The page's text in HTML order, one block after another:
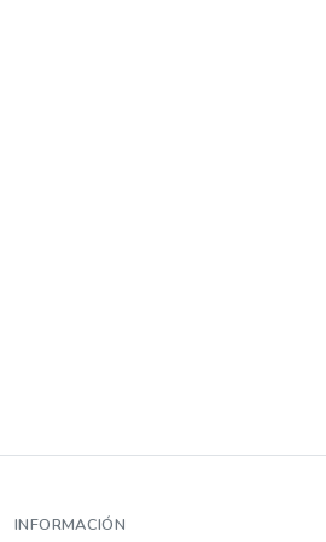
INFORMACIÓN